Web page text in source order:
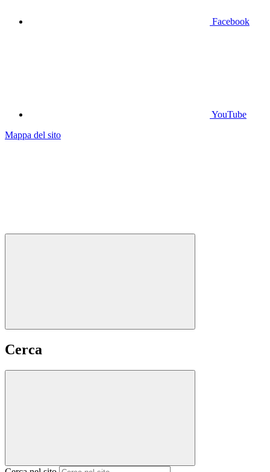
Facebook
YouTube
Mappa del sito
Cerca